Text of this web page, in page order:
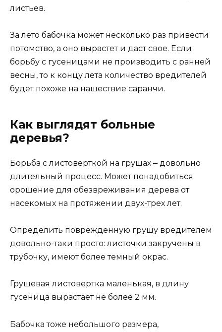
листьев.
За лето бабочка может несколько раз привести
потомство, а оно вырастет и даст свое. Если
борьбу с гусеницами не производить с ранней
весны, то к концу лета количество вредителей
будет похоже на нашествие саранчи.
Как выглядят больные
деревья?
Борьба с листоверткой на грушах ‒ довольно
длительный процесс. Может понадобиться
орошение для обезвреживания дерева от
насекомых на протяжении двух-трех лет.
Определить поврежденную грушу вредителем
довольно-таки просто: листочки закручены в
трубочку, имеют более темный окрас.
Грушевая листовертка маленькая, в длину
гусеница вырастает не более 2 мм.
Бабочка тоже небольшого размера,